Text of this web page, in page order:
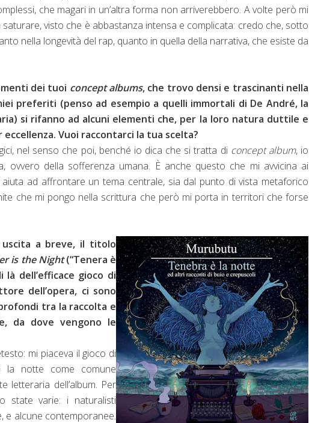
che magari in un’altra forma non arriverebbero. A volte però mi
visto che è abbastanza intensa e complicata: credo che, sotto
nella longevità del rap, quanto in quella della narrativa, che esiste da
dei tuoi concept albums, che trovo densi e trascinanti nella
preferiti (penso ad esempio a quelli immortali di De André, la
si rifanno ad alcuni elementi che, per la loro natura duttile e
Vuoi raccontarci la tua scelta?
nel senso che poi, benché io dica che si tratta di concept album, io
ovvero della sofferenza umana. È anche questo che mi avvicina ai
ad affrontare un tema centrale, sia dal punto di vista metaforico
che mi pongo nella scrittura che però mi porta in territori che forse
a breve, il titolo
is the Night(“Tenera è
dell’efficace gioco di
dell’opera, ci sono
tra la raccolta e
da dove vengono le
mi piaceva il gioco di
la notte come comune
letteraria dell’album. Per
state varie: i naturalisti
e alcune contemporanee.